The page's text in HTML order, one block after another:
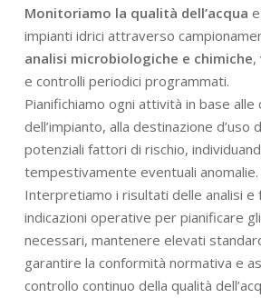
Monitoriamo la qualità dell’acqua
impianti idrici attraverso
analisi microbiologiche e chimiche,
e controlli periodici programmati.
Pianifichiamo ogni attività in base
dell’impianto, alla destinazione d’uso
potenziali fattori di rischio,
tempestivamente eventuali anomalie.
Interpretiamo i risultati delle analisi e
indicazioni operative per pianificare
necessari, mantenere elevati
garantire la conformità normativa e
controllo continuo della qualità